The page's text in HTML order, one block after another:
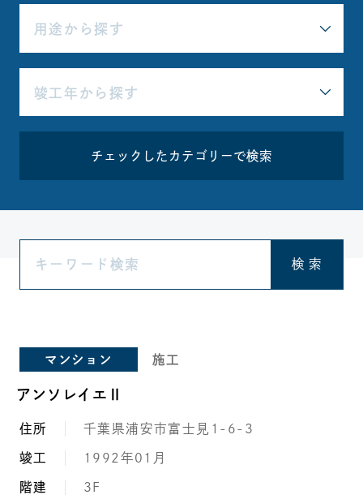
チェックしたカテゴリーで検索
検 索
マンション 施工
アンソレイエⅡ
住所 千葉県浦安市富士見1-6-3
竣工 1992年01月
階建 3F